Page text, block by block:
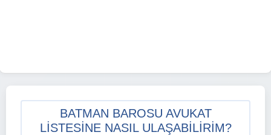
BATMAN BAROSU AVUKAT
LISTESINE NASIL ULAŞABILIRIM?